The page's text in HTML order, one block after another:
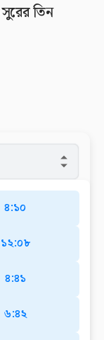
তিন
৪:১০
১২:০৮
৪:৪১
৬:৪২